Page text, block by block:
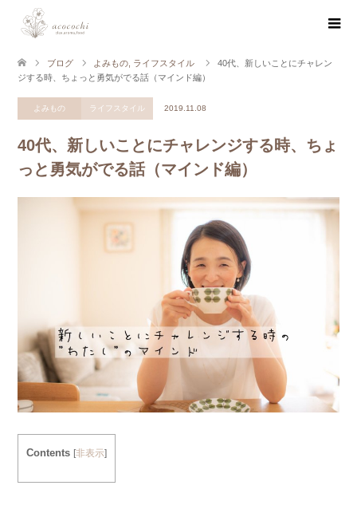
ブログ よみもの ライフスタイル
40代、新しいことにチャレン
ジする時、ちょっと勇気がでる話（マインド編）
よみもの ライフスタイル 2019.11.08
40代、新しいことにチャレンジする時、ちょ
っと勇気がでる話（マインド編）
Contents [非表示]